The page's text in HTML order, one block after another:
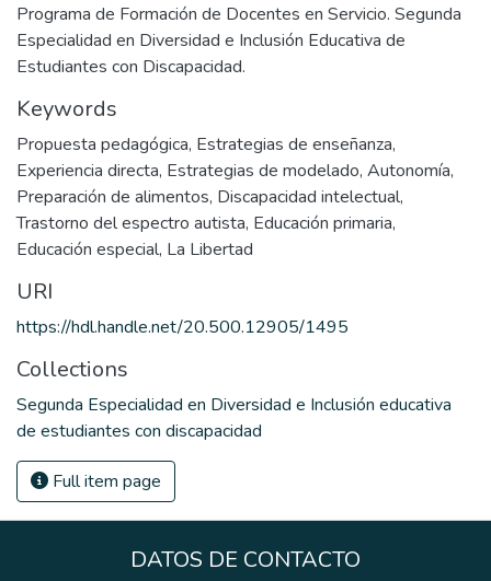
Programa de Formación de Docentes en Servicio. Segunda
Especialidad en Diversidad e Inclusión Educativa de
Estudiantes con Discapacidad.
Keywords
Propuesta pedagógica, Estrategias de enseñanza,
Experiencia directa, Estrategias de modelado, Autonomía,
Preparación de alimentos, Discapacidad intelectual,
Trastorno del espectro autista, Educación primaria,
Educación especial, La Libertad
URI
https://hdl.handle.net/20.500.12905/1495
Collections
Segunda Especialidad en Diversidad e Inclusión educativa
de estudiantes con discapacidad
Full item page
DATOS DE CONTACTO